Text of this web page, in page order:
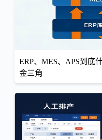
ERP、MES、APS到底
金三角